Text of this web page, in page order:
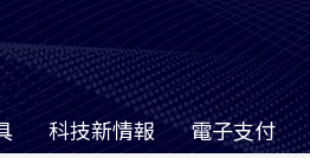
科技新情報 電子支付